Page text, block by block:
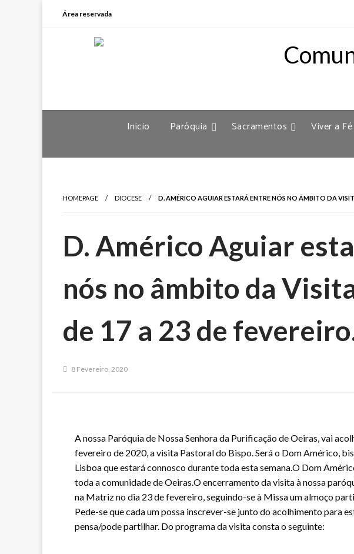
Área reservada
Inicio Paróquia Sacramentos Viver a Fé
HOMEPAGE DIOCESE D. AMÉRICO AGUIAR ESTARÁ ENTRE NÓS NO ÂMBITO DA
D. Américo Aguiar
nós no âmbito da
de 17 a 23 de
8 Fevereiro, 2020
A nossa Paróquia de Nossa Senhora da Purificação de Oeiras, vai
fevereiro de 2020, a visita Pastoral do Bispo. Será o Dom Américo,
Lisboa que estará connosco durante toda esta semana.O Dom
toda a comunidade de Oeiras.O encerramento da visita à nossa
na Matriz no dia 23 de fevereiro, seguindo-se à Missa um almoço
Pede-se que cada um possa inscrever-se junto do acolhimento para
pensa/pode partilhar. Do programa da visita consta o seguinte: